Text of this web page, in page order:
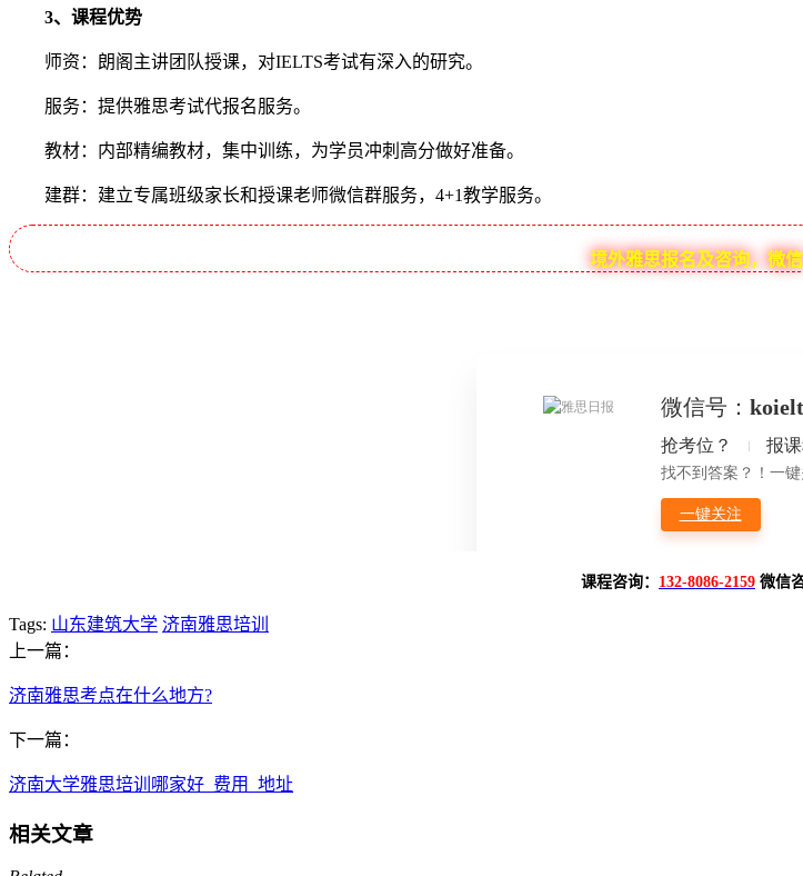
3、课程优势
师资：朗阁主讲团队授课，对IELTS考试有深入的研究。
服务：提供雅思考试代报名服务。
教材：内部精编教材，集中训练，为学员冲刺高分做好准备。
建群：建立专属班级家长和授课老师微信群服务，4+1教学服务。
境外雅思报名及咨询，微
课程咨询： 132-8086-2159 微信
Tags: 山东建筑大学 济南雅思培训
上一篇：
济南雅思考点在什么地方?
下一篇：
济南大学雅思培训哪家好_费用_地址
相关文章